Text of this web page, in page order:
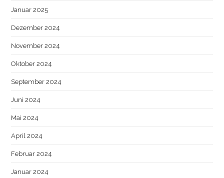
Januar 2025
Dezember 2024
November 2024
Oktober 2024
September 2024
Juni 2024
Mai 2024
April 2024
Februar 2024
Januar 2024